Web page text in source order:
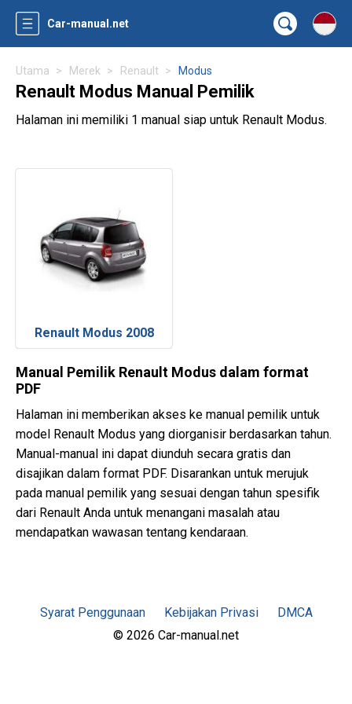
Car-manual.net
Utama Merek Renault Modus
Renault Modus Manual Pemilik
Halaman ini memiliki 1 manual siap untuk Renault Modus.
Renault Modus 2008
Manual Pemilik Renault Modus dalam format
PDF
Halaman ini memberikan akses ke manual pemilik untuk
model Renault Modus yang diorganisir berdasarkan tahun.
Manual-manual ini dapat diunduh secara gratis dan
disajikan dalam format PDF. Disarankan untuk merujuk
pada manual pemilik yang sesuai dengan tahun spesifik
dari Renault Anda untuk menangani masalah atau
mendapatkan wawasan tentang kendaraan.
Syarat Penggunaan Kebijakan Privasi
DMCA
© 2026 Car-manual.net